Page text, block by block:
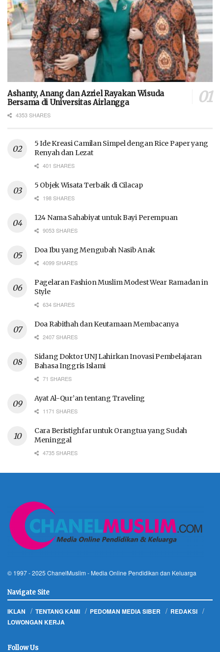
Ashanty, Anang dan Azriel Rayakan Wisuda
Bersama di Universitas Airlangga
4353 SHARES
5 Ide Kreasi Camilan Simpel dengan Rice Paper yang
Renyah dan Lezat
401 SHARES
5 Objek Wisata Terbaik di Cilacap
198 SHARES
124 Nama Sahabiyat untuk Bayi Perempuan
9053 SHARES
Doa Ibu yang Mengubah Nasib Anak
4099 SHARES
Pagelaran Fashion Muslim Modest Wear Ramadan in
Style
634 SHARES
Doa Rabithah dan Keutamaan Membacanya
2407 SHARES
Sidang Doktor UNJ Lahirkan Inovasi Pembelajaran
Bahasa Inggris Islami
71 SHARES
Ayat Al-Qur’an tentang Traveling
1171 SHARES
Cara Beristighfar untuk Orangtua yang Sudah
Meninggal
4735 SHARES
© 1997 - 2025 ChanelMuslim - Media Online Pendidikan dan Keluarga
Navigate Site
IKLAN TENTANG KAMI PEDOMAN MEDIA SIBER
REDAKSI
LOWONGAN KERJA
Follow Us